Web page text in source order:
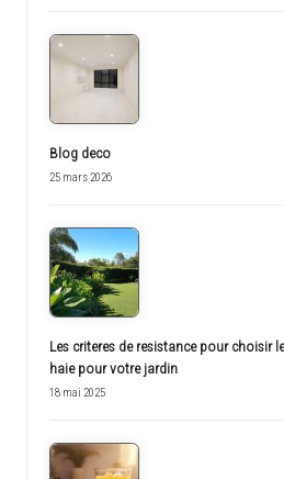
Blog deco
25 mars 2026
Les criteres de resistance pour choisir
haie pour votre jardin
18 mai 2025